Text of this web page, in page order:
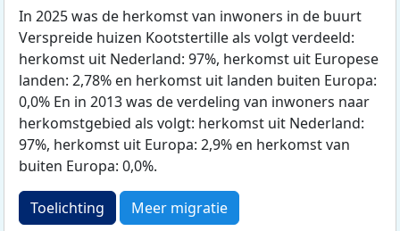
In 2025 was de herkomst van inwoners in de buurt
Verspreide huizen Kootstertille als volgt verdeeld:
herkomst uit Nederland: 97%, herkomst uit Europese
landen: 2,78% en herkomst uit landen buiten Europa:
0,0% En in 2013 was de verdeling van inwoners naar
herkomstgebied als volgt: herkomst uit Nederland:
97%, herkomst uit Europa: 2,9% en herkomst van
buiten Europa: 0,0%.
Toelichting Meer migratie